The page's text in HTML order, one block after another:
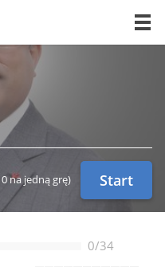
na jedną grę) Start
0/34